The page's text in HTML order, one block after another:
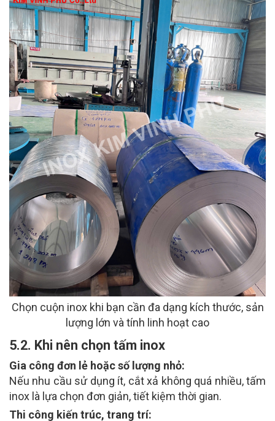
Chọn cuộn inox khi bạn cần đa dạng kích thước, sản
lượng lớn và tính linh hoạt cao
5.2. Khi nên chọn tấm inox
Gia công đơn lẻ hoặc số lượng nhỏ:
Nếu nhu cầu sử dụng ít, cắt xả không quá nhiều, tấm
inox là lựa chọn đơn giản, tiết kiệm thời gian.
Thi công kiến trúc, trang trí: